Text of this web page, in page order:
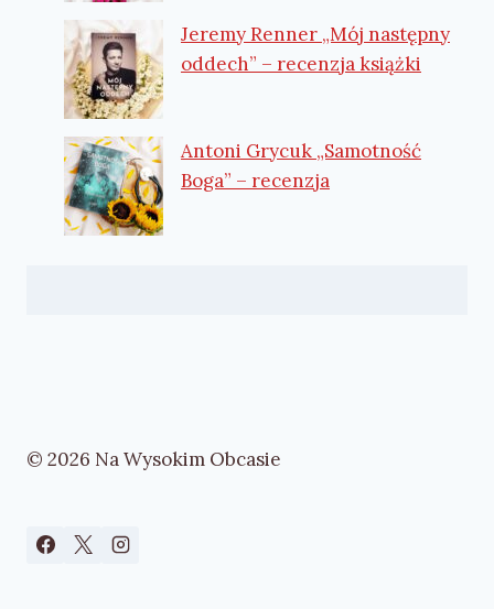
Jeremy Renner „Mój następny
oddech” – recenzja książki
Antoni Grycuk „Samotność
Boga” – recenzja
© 2026 Na Wysokim Obcasie